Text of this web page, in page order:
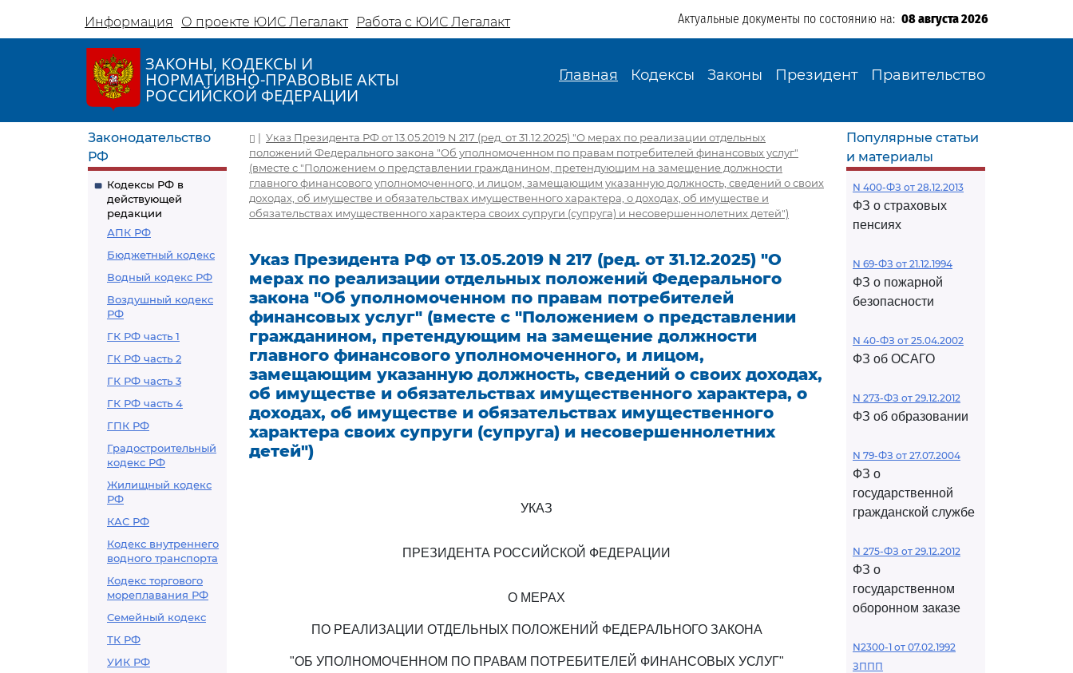
Информация О проекте ЮИС Легалакт Работа с ЮИС Легалакт Актуальные документы по состоянию на: 08 августа 2026
ЗАКОНЫ, КОДЕКСЫ И
НОРМАТИВНО-ПРАВОВЫЕ АКТЫ
РОССИЙСКОЙ ФЕДЕРАЦИИ
Главная Кодексы Законы Президент Правительство
Законодательство
РФ
Кодексы РФ в
действующей
редакции
АПК РФ
Бюджетный кодекс
Водный кодекс РФ
Воздушный кодекс
РФ
ГК РФ часть 1
ГК РФ часть 2
ГК РФ часть 3
ГК РФ часть 4
ГПК РФ
Градостроительный
кодекс РФ
Жилищный кодекс
РФ
КАС РФ
Кодекс внутреннего
водного транспорта
Кодекс торгового
мореплавания РФ
Семейный кодекс
ТК РФ
УИК РФ
| Указ Президента РФ от 13.05.2019 N 217 (ред. от 31.12.2025) "О мерах по реализации отдельных
положений Федерального закона "Об уполномоченном по правам потребителей финансовых услуг"
(вместе с "Положением о представлении гражданином, претендующим на замещение должности
главного финансового уполномоченного, и лицом, замещающим указанную должность, сведений о своих
доходах, об имуществе и обязательствах имущественного характера, о доходах, об имуществе и
обязательствах имущественного характера своих супруги (супруга) и несовершеннолетних детей")
Указ Президента РФ от 13.05.2019 N 217 (ред. от 31.12.2025) "О
мерах по реализации отдельных положений Федерального
закона "Об уполномоченном по правам потребителей
финансовых услуг" (вместе с "Положением о представлении
гражданином, претендующим на замещение должности
главного финансового уполномоченного, и лицом,
замещающим указанную должность, сведений о своих доходах,
об имуществе и обязательствах имущественного характера, о
доходах, об имуществе и обязательствах имущественного
характера своих супруги (супруга) и несовершеннолетних
детей")
УКАЗ
ПРЕЗИДЕНТА РОССИЙСКОЙ ФЕДЕРАЦИИ
О МЕРАХ
ПО РЕАЛИЗАЦИИ ОТДЕЛЬНЫХ ПОЛОЖЕНИЙ ФЕДЕРАЛЬНОГО ЗАКОНА
"ОБ УПОЛНОМОЧЕННОМ ПО ПРАВАМ ПОТРЕБИТЕЛЕЙ ФИНАНСОВЫХ УСЛУГ"
Популярные статьи
и материалы
N 400-ФЗ от 28.12.2013
ФЗ о страховых
пенсиях
N 69-ФЗ от 21.12.1994
ФЗ о пожарной
безопасности
N 40-ФЗ от 25.04.2002
ФЗ об ОСАГО
N 273-ФЗ от 29.12.2012
ФЗ об образовании
N 79-ФЗ от 27.07.2004
ФЗ о
государственной
гражданской службе
N 275-ФЗ от 29.12.2012
ФЗ о
государственном
оборонном заказе
N2300-1 от 07.02.1992
ЗППП